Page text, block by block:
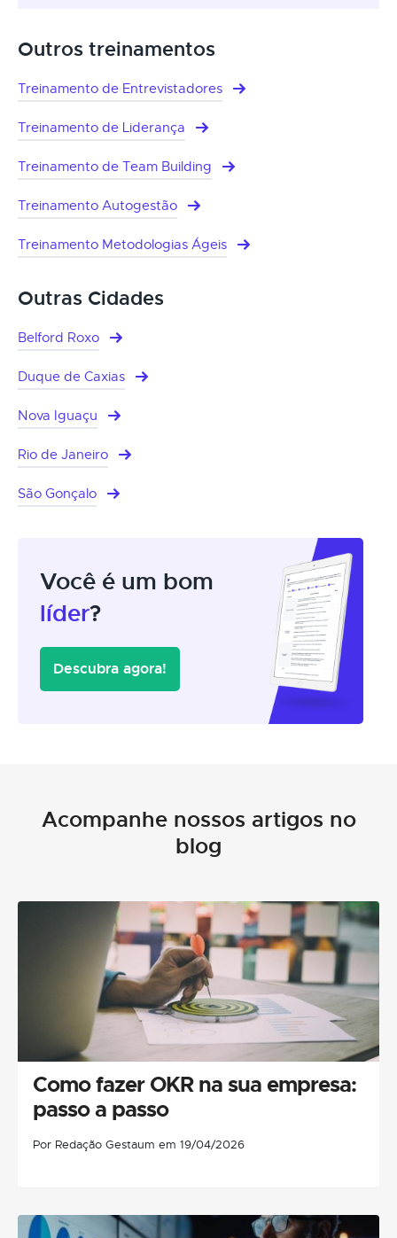
Outros treinamentos
Treinamento de Entrevistadores
Treinamento de Liderança
Treinamento de Team Building
Treinamento Autogestão
Treinamento Metodologias Ágeis
Outras Cidades
Belford Roxo
Duque de Caxias
Nova Iguaçu
Rio de Janeiro
São Gonçalo
Você é um bom
líder?
Descubra agora!
Acompanhe nossos artigos no
blog
Como fazer OKR na sua empresa:
passo a passo
Por Redação Gestaum em 19/04/2026